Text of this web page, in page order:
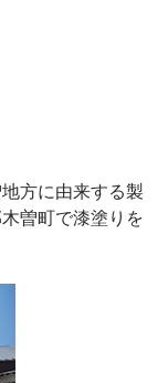
方に由来する製
曽町で漆塗りを